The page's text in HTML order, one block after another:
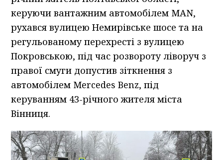
керуючи вантажним автомобілем МАN,
рухався вулицею Немирівське шосе та на
регульованому перехресті з вулицею
Покровською, під час розвороту ліворуч з
правої смуги допустив зіткнення з
автомобілем Mercedes Benz, під
керуванням 43-річного жителя міста
Вінниця.